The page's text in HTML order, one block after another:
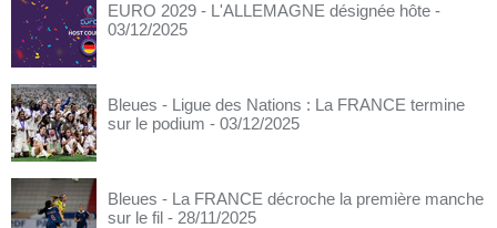
EURO 2029 - L'ALLEMAGNE désignée hôte -
03/12/2025
Bleues - Ligue des Nations : La FRANCE termine
sur le podium - 03/12/2025
Bleues - La FRANCE décroche la première manche
sur le fil - 28/11/2025